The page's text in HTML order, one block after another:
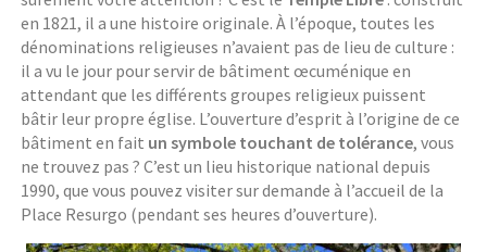
en 1821, il a une histoire originale. À l’époque, toutes les
dénominations religieuses n’avaient pas de lieu de culture :
il a vu le jour pour servir de bâtiment œcuménique en
attendant que les différents groupes religieux puissent
bâtir leur propre église. L’ouverture d’esprit à l’origine de ce
bâtiment en fait un symbole touchant de tolérance, vous
ne trouvez pas ? C’est un lieu historique national depuis
1990, que vous pouvez visiter sur demande à l’accueil de la
Place Resurgo (pendant ses heures d’ouverture).